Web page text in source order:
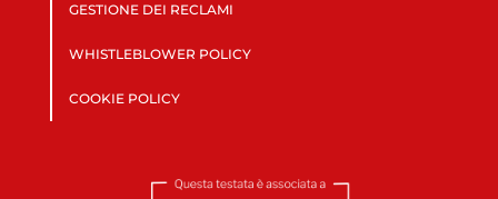
GESTIONE DEI RECLAMI
WHISTLEBLOWER POLICY
COOKIE POLICY